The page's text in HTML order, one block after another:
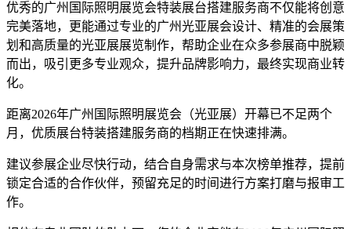
优秀的广州国际照明展览会特装展台搭建服务商不仅能将创意
完美落地，更能通过专业的广州光亚展会设计、精准的会展策
划和高质量的光亚展展览制作，帮助企业在众多参展商中脱颖
而出，吸引更多专业观众，提升品牌影响力，最终实现商业转
化。
距离2026年广州国际照明展览会（光亚展）开幕已不足两个
月，优质展台特装搭建服务商的档期正在快速排满。
建议参展企业尽快行动，结合自身需求与本次榜单推荐，提前
锁定合适的合作伙伴，预留充足的时间进行方案打磨与报审工
作。